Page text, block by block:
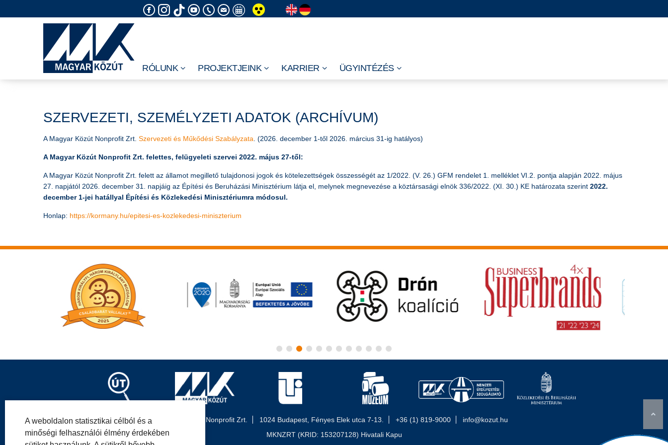
to
RÓLUNK PROJEKTJEINK KARRIER ÜGYINTÉZÉS
SZERVEZETI, SZEMÉLYZETI ADATOK (ARCHÍVUM)
A Magyar Közút Nonprofit Zrt. Szervezeti és Műkődési Szabályzata . (2026. december 1-től 2026. március 31-ig hatályos)
A Magyar Közút Nonprofit Zrt. felettes, felügyeleti szervei 2022. május 27-től:
A Magyar Közút Nonprofit Zrt. felett az államot megillető tulajdonosi jogok és kötelezettségek összességét az 1/2022. (V. 26.) GFM rendelet 1. melléklet VI.2. pontja alapján 2022. május
27. napjától 2026. december 31. napjáig az Építési és Beruházási Minisztérium látja el, melynek megnevezése a köztársasági elnök 336/2022. (XI. 30.) KE határozata szerint 2022.
december 1-jei hatállyal Építési és Közlekedési Minisztériumra módosul.
Honlap: https://kormany.hu/epitesi-es-kozlekedesi-miniszterium
Magyar Közút Nonprofit Zrt. 1024 Budapest, Fényes Elek utca 7-13. +36 (1) 819-9000
info@kozut.hu
MKNZRT (KRID: 153207128) Hivatali Kapu
A weboldalon statisztikai célból és a
minőségi felhasználói élmény érdekében